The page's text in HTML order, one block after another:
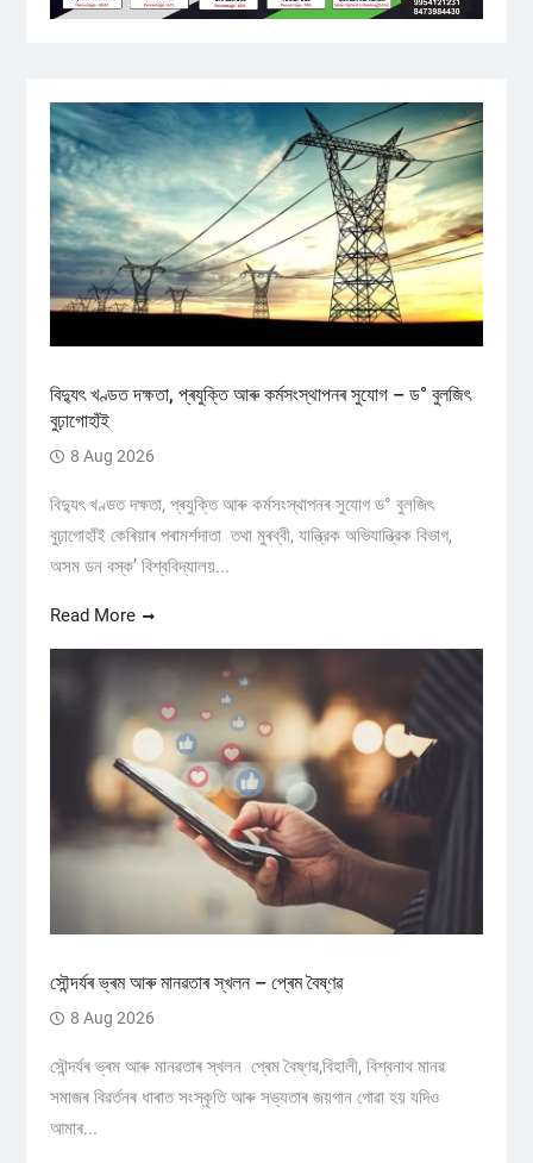
বিদ্যুৎ খণ্ডত দক্ষতা, প্ৰযুক্তি আৰু কৰ্মসংস্থাপনৰ সুযোগ – ড° বুলজিৎ
বুঢ়াগোহাঁই
8 Aug 2026
বিদ্যুৎ খণ্ডত দক্ষতা, প্ৰযুক্তি আৰু কৰ্মসংস্থাপনৰ সুযোগ ড° বুলজিৎ
বুঢ়াগোহাঁই কেৰিয়াৰ পৰামৰ্শদাতা তথা মুৰব্বী, যান্ত্রিক অভিযান্ত্রিক বিভাগ,
অসম ডন বস্ক’ বিশ্ববিদ্যালয়...
Read More
সৌন্দৰ্যৰ ভ্ৰম আৰু মানৱতাৰ স্খলন – প্ৰেম বৈষ্ণৱ
8 Aug 2026
সৌন্দৰ্যৰ ভ্ৰম আৰু মানৱতাৰ স্খলন প্ৰেম বৈষ্ণৱ,বিহালী, বিশ্বনাথ মানৱ
সমাজৰ বিৱৰ্তনৰ ধাৰাত সংস্কৃতি আৰু সভ্যতাৰ জয়গান গোৱা হয় যদিও
আমাৰ...